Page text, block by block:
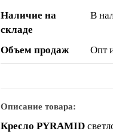
Наличие на
складе
В
Объем продаж Опт
Описание товара:
Кресло PYRAMID